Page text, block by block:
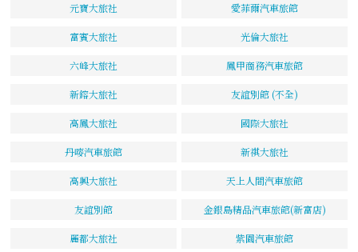
元寶大旅社 愛菲爾汽車旅館
富賓大旅社 光倫大旅社
六峰大旅社 鳳甲商務汽車旅館
新鎔大旅社 友誼別館 (不全)
高鳳大旅社 國際大旅社
丹嘜汽車旅館 新祺大旅社
高興大旅社 天上人間汽車旅館
友誼別館 金銀島精品汽車旅館(新富店)
麗都大旅社 紫園汽車旅館